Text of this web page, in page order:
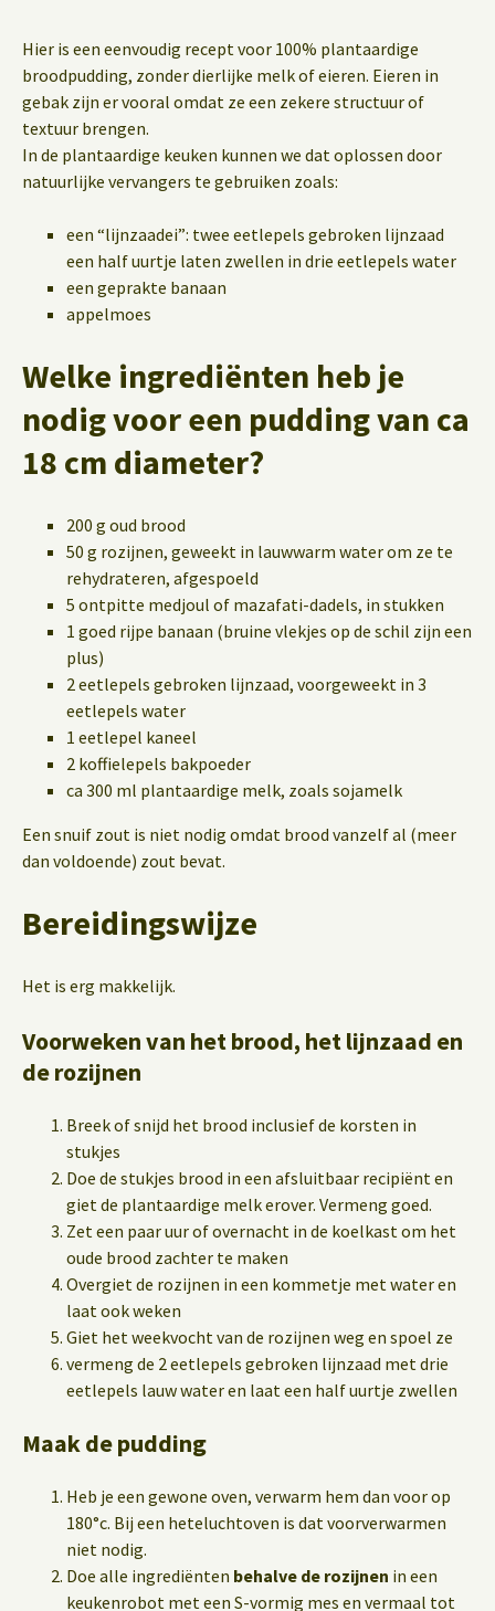
Hier is een eenvoudig recept voor 100% plantaardige
broodpudding, zonder dierlijke melk of eieren. Eieren in
gebak zijn er vooral omdat ze een zekere structuur of
textuur brengen.
In de plantaardige keuken kunnen we dat oplossen door
natuurlijke vervangers te gebruiken zoals:
een “lijnzaadei”: twee eetlepels gebroken lijnzaad
een half uurtje laten zwellen in drie eetlepels water
een geprakte banaan
appelmoes
Welke ingrediënten heb je
nodig voor een pudding van ca
18 cm diameter?
200 g oud brood
50 g rozijnen, geweekt in lauwwarm water om ze te
rehydrateren, afgespoeld
5 ontpitte medjoul of mazafati-dadels, in stukken
1 goed rijpe banaan (bruine vlekjes op de schil zijn een
plus)
2 eetlepels gebroken lijnzaad, voorgeweekt in 3
eetlepels water
1 eetlepel kaneel
2 koffielepels bakpoeder
ca 300 ml plantaardige melk, zoals sojamelk
Een snuif zout is niet nodig omdat brood vanzelf al (meer
dan voldoende) zout bevat.
Bereidingswijze
Het is erg makkelijk.
Voorweken van het brood, het lijnzaad en
de rozijnen
Breek of snijd het brood inclusief de korsten in
stukjes
Doe de stukjes brood in een afsluitbaar recipiënt en
giet de plantaardige melk erover. Vermeng goed.
Zet een paar uur of overnacht in de koelkast om het
oude brood zachter te maken
Overgiet de rozijnen in een kommetje met water en
laat ook weken
Giet het weekvocht van de rozijnen weg en spoel ze
vermeng de 2 eetlepels gebroken lijnzaad met drie
eetlepels lauw water en laat een half uurtje zwellen
Maak de pudding
Heb je een gewone oven, verwarm hem dan voor op
180°c. Bij een heteluchtoven is dat voorverwarmen
niet nodig.
Doe alle ingrediënten behalve de rozijnen in een
keukenrobot met een S-vormig mes en vermaal tot